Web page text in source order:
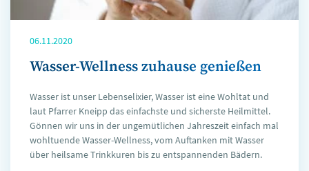
06.11.2020
Wasser-Wellness zuhause genießen
Wasser ist unser Lebenselixier, Wasser ist eine Wohltat und
laut Pfarrer Kneipp das einfachste und sicherste Heilmittel.
Gönnen wir uns in der ungemütlichen Jahreszeit einfach mal
wohltuende Wasser-Wellness, vom Auftanken mit Wasser
über heilsame Trinkkuren bis zu entspannenden Bädern.